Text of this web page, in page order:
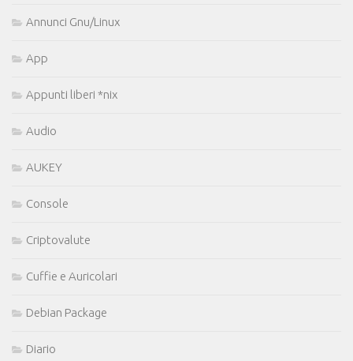
Annunci Gnu/Linux
App
Appunti liberi *nix
Audio
AUKEY
Console
Criptovalute
Cuffie e Auricolari
Debian Package
Diario